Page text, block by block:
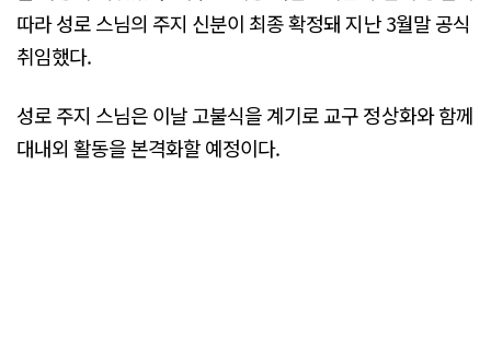
따라 성로 스님의 주지 신분이 최종 확정돼 지난 3월말 공식
취임했다.
성로 주지 스님은 이날 고불식을 계기로 교구 정상화와 함께
대내외 활동을 본격화할 예정이다.